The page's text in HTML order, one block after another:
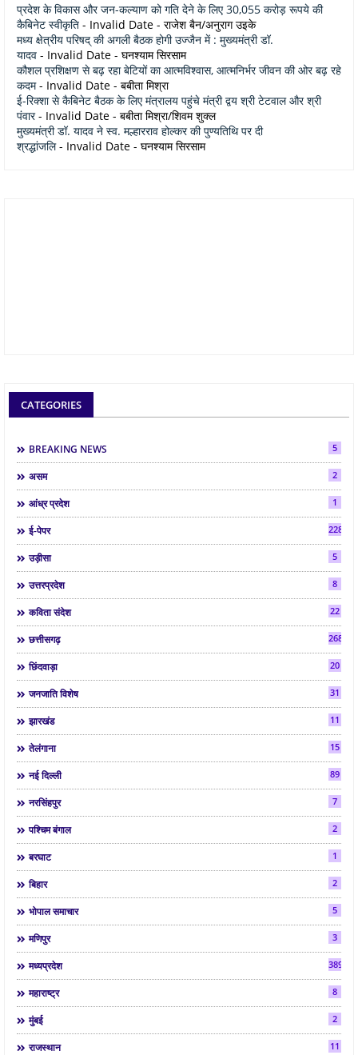
प्रदेश के विकास और जन-कल्याण को गति देने के लिए 30,055 करोड़ रूपये की
कैबिनेट स्वीकृति - Invalid Date - राजेश बैन/अनुराग उइके
मध्य क्षेत्रीय परिषद् की अगली बैठक होगी उज्जैन में : मुख्यमंत्री डॉ.
यादव - Invalid Date - घनश्याम सिरसाम
कौशल प्रशिक्षण से बढ़ रहा बेटियों का आत्मविश्वास, आत्मनिर्भर जीवन की ओर बढ़ रहे
कदम- Invalid Date - बबीता मिश्रा
ई-रिक्शा से कैबिनेट बैठक के लिए मंत्रालय पहुंचे मंत्री द्वय श्री टेटवाल और श्री
पंवार- Invalid Date - बबीता मिश्रा/शिवम शुक्ल
मुख्यमंत्री डॉ. यादव ने स्व. मल्हारराव होल्कर की पुण्यतिथि पर दी
श्रद्धांजलि- Invalid Date - घनश्याम सिरसाम
CATEGORIES
BREAKING NEWS 5
असम 2
आंध्र प्रदेश 1
ई-पेपर 2286
उड़ीसा 5
उत्तरप्रदेश 8
कविता संदेश 22
छत्तीसगढ़ 268
छिंदवाड़ा 20
जनजाति विशेष 31
झारखंड 11
तेलंगाना 15
नई दिल्ली 89
नरसिंहपुर 7
पश्चिम बंगाल 2
बरघाट 1
बिहार 2
भोपाल समाचार 5
मणिपुर 3
मध्यप्रदेश 3892
महाराष्ट्र 8
मुंबई 2
राजस्थान 11